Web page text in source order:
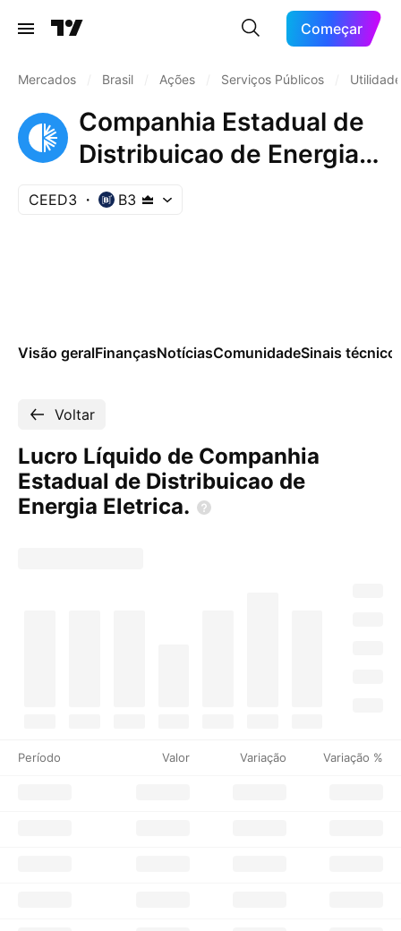
Começar
Mercados Brasil Ações Serviços Públicos
Companhia Estadual de
Distribuicao de Energia
Eletrica
CEED3 B3
Visão geralFinançasNotíciasComunidadeSinais
Voltar
Lucro Líquido de Companhia
Estadual de Distribuicao de
Energia Eletrica.
Período Valor Variação Variação %